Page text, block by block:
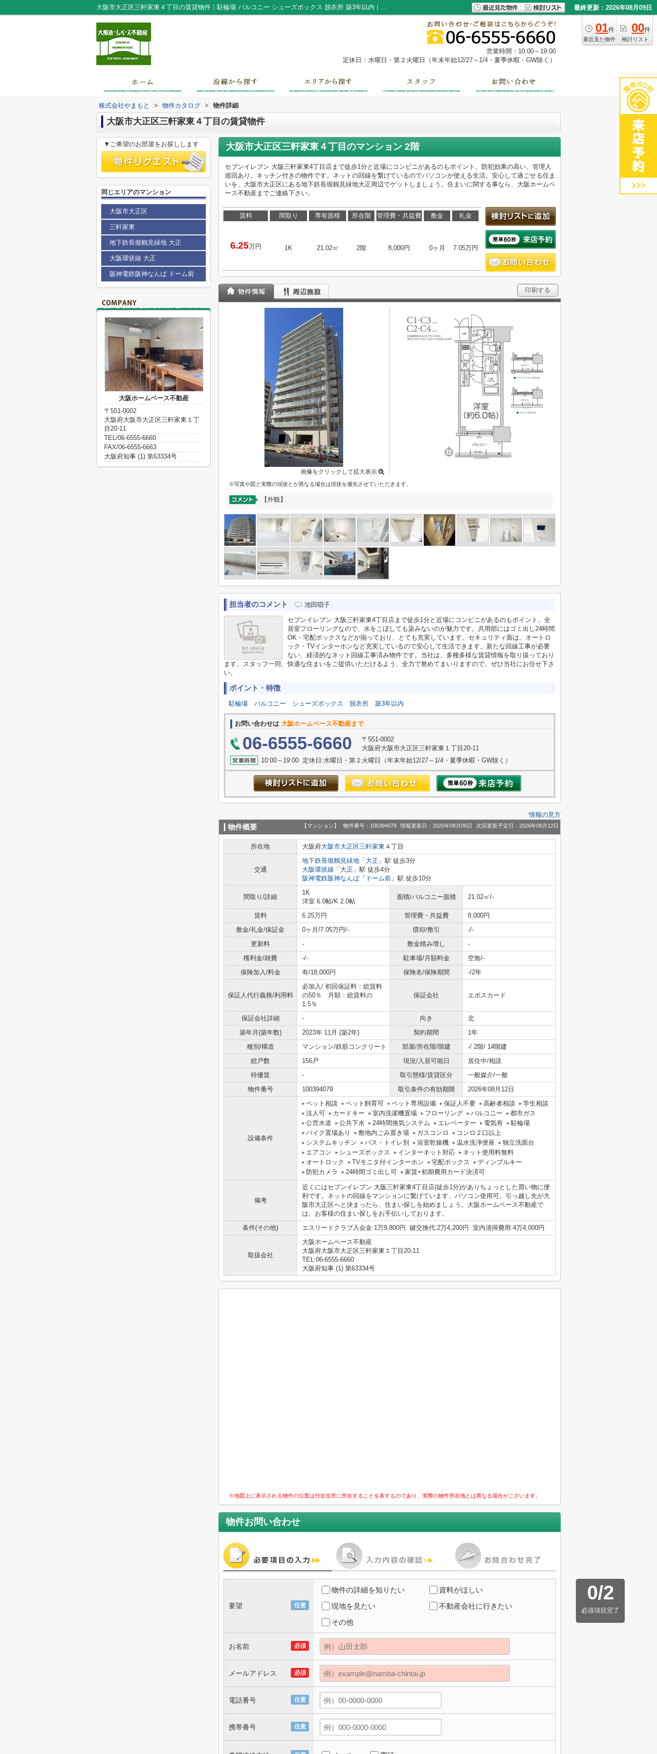
大阪市大正区三軒家東４丁目の賃貸物件｜駐輪場 バルコニー シューズボックス 脱衣所 築3年以内｜なんば・浪速区の賃貸・不動産情報なら株式会社やまもと 最終更新：2026年08月09日
01件
最近見た物件
00件
検討リスト
営業時間：10:00～19:00
定休日：水曜日・第２火曜日（年末年始12/27～1/4・夏季休暇・GW除く）
株式会社やまもと > 物件カタログ > 物件詳細
大阪市大正区三軒家東４丁目の賃貸物件
大阪市大正区三軒家東４丁目のマンション 2階
セブンイレブン 大阪三軒家東4丁目店まで徒歩1分と近場にコンビニがあるのもポイント。防犯効果の高い、管理人
巡回あり。キッチン付きの物件です。ネットの回線を繋げているのでパソコンが使える生活。安心して過ごせる住ま
いを、大阪市大正区にある地下鉄長堀鶴見緑地大正周辺でゲットしましょう。住まいに関する事なら、大阪ホームベ
ース不動産までご連絡下さい。
賃料
6.25万円
間取り
1K
専有面積
21.02㎡
所在階
2階
管理費・共益費
8,000円
敷金
0ヶ月
礼金
7.05万円
印刷する
画像をクリックして拡大表示
※写真や図と実際の現状とが異なる場合は現状を優先させていただきます。
【外観】
担当者のコメント 池田唱子
セブンイレブン 大阪三軒家東4丁目店まで徒歩1分と近場にコンビニがあるのもポイント。全
居室フローリングなので、水をこぼしても染みないのが魅力です。共用部にはゴミ出し24時間
OK・宅配ボックスなどが揃っており、とても充実しています。セキュリティ面は、オートロ
ック・TVインターホンなど充実しているので安心して生活できます。新たな回線工事が必要
ない、経済的なネット回線工事済み物件です。当社は、多種多様な賃貸情報を取り扱っており
ます。スタッフ一同、快適な住まいをご提供いただけるよう、全力で努めてまいりますので、ぜひ当社にお任せ下さ
い。
ポイント・特徴
駐輪場 バルコニー シューズボックス 脱衣所 築3年以内
お問い合わせは 大阪ホームベース不動産まで
06-6555-6660
〒551-0002
大阪府大阪市大正区三軒家東１丁目20-11
10:00～19:00 定休日:水曜日・第２火曜日（年末年始12/27～1/4・夏季休暇・GW除く）
情報の見方
物件概要 【マンション】 物件番号：100394079 情報更新日：2026年08月06日 次回更新予定日：2026年08月12日
所在地 大阪府大阪市大正区三軒家東 ４丁目
交通
地下鉄長堀鶴見緑地 「 大正 」駅 徒歩3分
大阪環状線 「 大正 」駅 徒歩4分
阪神電鉄阪神なんば 「 ドーム前 」駅 徒歩10分
間取り/詳細
1K
洋室 6.0帖/K 2.0帖
面積/バルコニー面積 21.02㎡/-
賃料 6.25万円 管理費・共益費
8,000円
敷金/礼金/保証金
0ヶ月/7.05万円/- 償却/敷引
-/-
更新料
- 敷金積み増し
-
権利金/雑費
-/- 駐車場/月額料金
空無/-
保険加入/料金
有/18,000円 保険名/保険期間 -/2年
保証人代行義務/利用料
必加入/ 初回保証料：総賃料
の50％ 月額：総賃料の
1.5％
保証会社 エポスカード
保証会社詳細 - 向き
北
築年月(築年数)
2023年 11月 (築2年) 契約期間
1年
種別/構造
マンション/鉄筋コンクリート 部屋/所在階/階建
-/ 2階/ 14階建
総戸数
156戸 現況/入居可能日
居住中/相談
特優賃
- 取引態様/賃貸区分
一般媒介/一般
物件番号
100394079 取引条件の有効期限 2026年08月12日
設備条件
ペット相談 ペット飼育可 ペット専用設備 保証人不要 高齢者相談
学生相談
法人可
カードキー 室内洗濯機置場 フローリング バルコニー
都市ガス
公営水道
公共下水 24時間換気システム エレベーター 電気有
駐輪場
バイク置場あり
敷地内ごみ置き場 ガスコンロ
コンロ２口以上
システムキッチン
バス・トイレ別 浴室乾燥機 温水洗浄便座
独立洗面台
エアコン
シューズボックス インターネット対応
ネット使用料無料
オートロック
TVモニタ付インターホン 宅配ボックス
ディンプルキー
防犯カメラ
24時間ゴミ出し可 家賃+初期費用カード決済可
備考
近くにはセブンイレブン 大阪三軒家東4丁目店(徒歩1分)がありちょっとした買い物に便
利です。ネットの回線をマンションに繋げています、パソコン使用可。引っ越し先が大
阪市大正区へと決まったら、住まい探しを始めましょう。大阪ホームベース不動産で
は、お客様の住まい探しをお手伝いしております。
条件(その他)
エスリードクラブ入会金:1万9,800円 鍵交換代:2万4,200円 室内清掃費用:4万4,000円
取扱会社
大阪ホームベース不動産
大阪府大阪市大正区三軒家東１丁目20-11
TEL:06-6555-6660
大阪府知事 (1) 第63334号
※地図上に表示される物件の位置は付近住所に所在することを表すものであり、実際の物件所在地とは異なる場合がございます。
物件お問い合わせ
0/2
必須項目完了
任意
要望
物件の詳細を知りたい
資料がほしい
現地を見たい
不動産会社に行きたい
その他
必須
お名前
必須
メールアドレス
任意
電話番号
任意
携帯番号
▼ご希望のお部屋をお探しします
同じエリアのマンション
大阪市大正区
三軒家東
地下鉄長堀鶴見緑地 大正
大阪環状線 大正
阪神電鉄阪神なんば ドーム前
大阪ホームベース不動産
〒551-0002
大阪府大阪市大正区三軒家東１丁
目20-11
TEL/06-6555-6660
FAX/06-6555-6663
大阪府知事 (1) 第63334号